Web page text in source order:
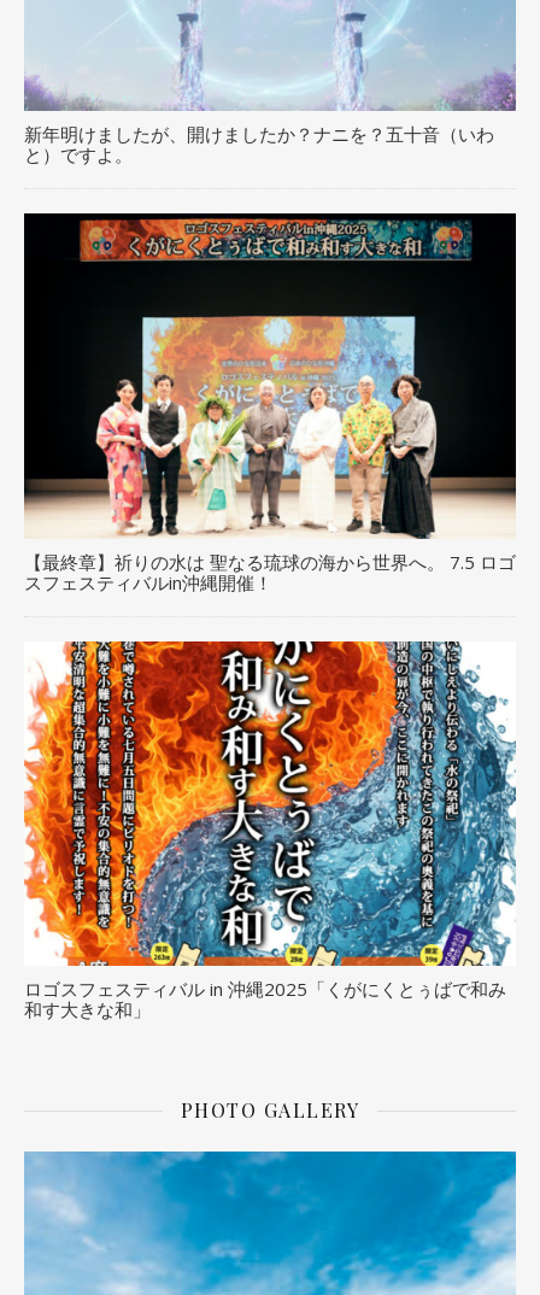
新年明けましたが、開けましたか？ナニを？五十音（いわ
と）ですよ。
【最終章】祈りの水は 聖なる琉球の海から世界へ。 7.5 ロゴ
スフェスティバルin沖縄開催！
ロゴスフェスティバル in 沖縄2025「くがにくとぅばで和み
和す大きな和」
PHOTO GALLERY